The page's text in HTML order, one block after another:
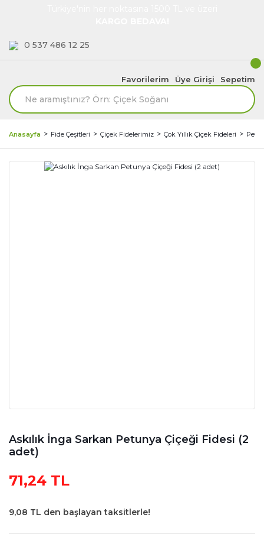
0 537 486 12 25
Favorilerim Üye Girişi Sepetim
Anasayfa Fide Çeşitleri Çiçek Fidelerimiz Çok Yıllık Çiçek Fideleri
Askılık İnga Sarkan Petunya Çiçeği Fidesi (2
adet)
71,24 TL
9,08 TL den başlayan taksitlerle!